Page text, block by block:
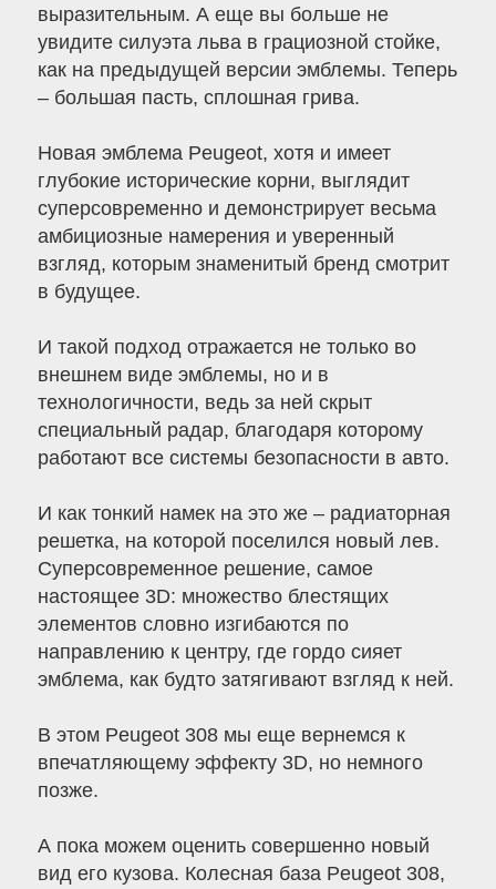
выразительным. А еще вы больше не
увидите силуэта льва в грациозной стойке,
как на предыдущей версии эмблемы. Теперь
– большая пасть, сплошная грива.
Новая эмблема Peugeot, хотя и имеет
глубокие исторические корни, выглядит
суперсовременно и демонстрирует весьма
амбициозные намерения и уверенный
взгляд, которым знаменитый бренд смотрит
в будущее.
И такой подход отражается не только во
внешнем виде эмблемы, но и в
технологичности, ведь за ней скрыт
специальный радар, благодаря которому
работают все системы безопасности в авто.
И как тонкий намек на это же – радиаторная
решетка, на которой поселился новый лев.
Суперсовременное решение, самое
настоящее 3D: множество блестящих
элементов словно изгибаются по
направлению к центру, где гордо сияет
эмблема, как будто затягивают взгляд к ней.
В этом Peugeot 308 мы еще вернемся к
впечатляющему эффекту 3D, но немного
позже.
А пока можем оценить совершенно новый
вид его кузова. Колесная база Peugeot 308,